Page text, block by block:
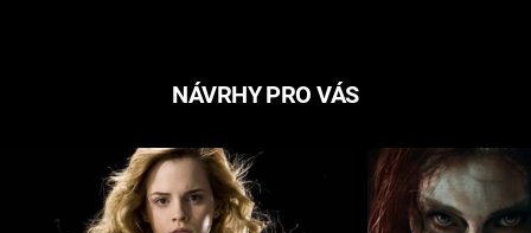
NÁVRHY PRO VÁS